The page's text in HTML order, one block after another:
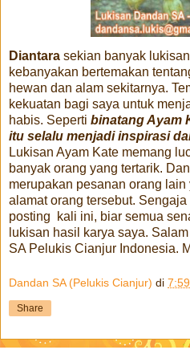
Diantara sekian banyak
kebanyakan bertemakan
hewan dan alam sekitarnya.
kekuatan bagi saya untuk
habis. Seperti binatang Ayam
itu selalu menjadi inspirasi
Lukisan Ayam Kate memang
banyak orang yang tertarik.
merupakan pesanan orang
alamat orang tersebut.
posting kali ini, biar semua
lukisan hasil karya saya.
SA Pelukis Cianjur Indonesia.
Dandan SA (Pelukis Cianjur) di
Share